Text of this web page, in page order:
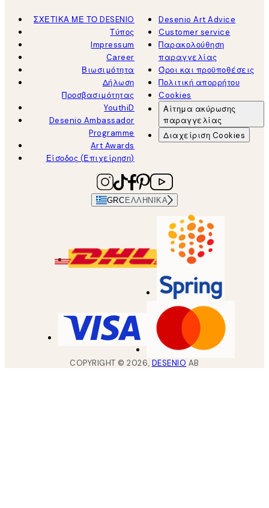
ΣΧΕΤΙΚΑ ΜΕ ΤΟ DESENIO
Τύπος
Impressum
Career
Βιωσιμότητα
Δήλωση
Προσβασιμότητας
YouthiD
Desenio Ambassador
Programme
Art Awards
Είσοδος (Επιχείρηση)
Desenio Art Advice
Customer service
Παρακολούθηση
παραγγελίας
Όροι και προϋποθέσεις
Πολιτική απορρήτου
Cookies
Αίτημα ακύρωσης
παραγγελίας
Διαχείριση Cookies
GRC ΕΛΛΗΝΙΚΆ
COPYRIGHT ©2026, DESENIO AB